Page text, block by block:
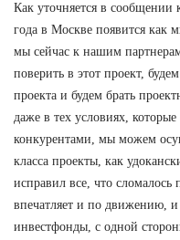
Как уточняется в сообщении
года в Москве появится
мы сейчас к нашим
поверить в этот проект,
проекта и будем брать
даже в тех условиях,
конкурентами, мы можем
класса проекты, как
исправил все, что сломалось
впечатляет и по движению,
инвестфонды, с одной